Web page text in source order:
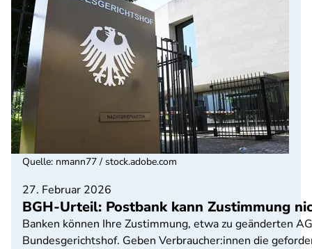
27. Februar 2026
BGH-Urteil: Postbank kann Zustimmung
Banken können Ihre Zustimmung, etwa zu geänderten
Bundesgerichtshof. Geben Verbraucher:innen die
Quelle: nmann77 / stock.adobe.com